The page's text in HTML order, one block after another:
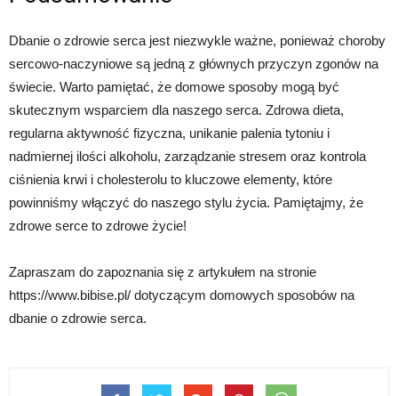
Dbanie o zdrowie serca jest niezwykle ważne, ponieważ choroby
sercowo-naczyniowe są jedną z głównych przyczyn zgonów na
świecie. Warto pamiętać, że domowe sposoby mogą być
skutecznym wsparciem dla naszego serca. Zdrowa dieta,
regularna aktywność fizyczna, unikanie palenia tytoniu i
nadmiernej ilości alkoholu, zarządzanie stresem oraz kontrola
ciśnienia krwi i cholesterolu to kluczowe elementy, które
powinniśmy włączyć do naszego stylu życia. Pamiętajmy, że
zdrowe serce to zdrowe życie!
Zapraszam do zapoznania się z artykułem na stronie
https://www.bibise.pl/ dotyczącym domowych sposobów na
dbanie o zdrowie serca.